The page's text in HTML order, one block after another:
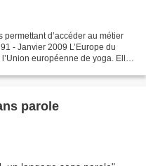
d’accéder au métier
- Janvier 2009 L’Europe du
européenne de yoga. Elle
parole